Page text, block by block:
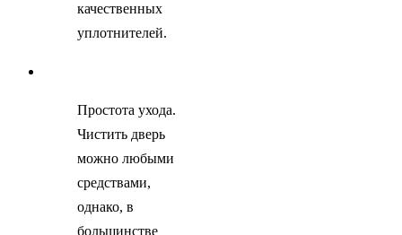
качественных
уплотнителей.
Простота ухода.
Чистить дверь
можно любыми
средствами,
однако, в
большинстве